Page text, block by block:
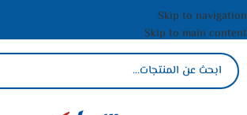
Skip to navigation
Skip to main content